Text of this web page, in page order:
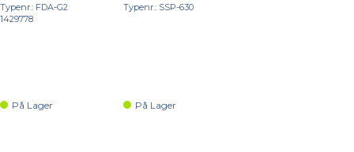
Typenr.: FDA-G2
1429778
På Lager
Typenr.: SSP-630
På Lager